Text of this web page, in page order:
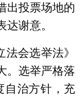
出投票场地的
谢意。
会选举法》
。选举严格落
自治方针，充